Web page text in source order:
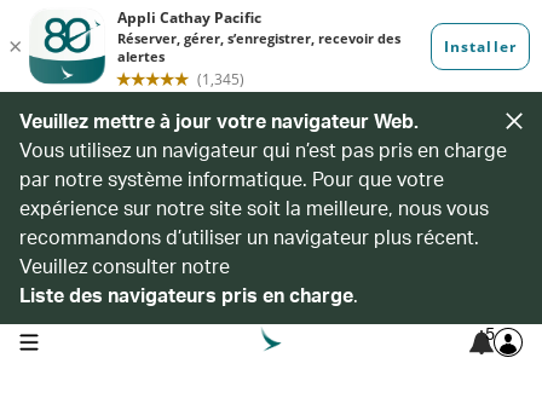
Veuillez mettre à jour votre navigateur Web.
Vous utilisez un navigateur qui n’est pas pris en charge
par notre système informatique. Pour que votre
expérience sur notre site soit la meilleure, nous vous
recommandons d’utiliser un navigateur plus récent.
Veuillez consulter notre
Liste des navigateurs pris en charge.
open navigation menu 5